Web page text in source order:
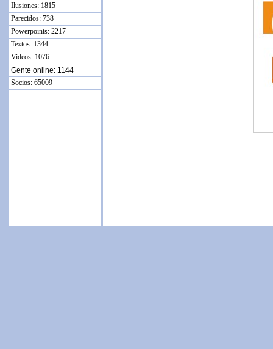
Ilusiones: 1815
Parecidos: 738
Powerpoints: 2217
Textos: 1344
Videos: 1076
Gente online: 1144
Socios: 65009